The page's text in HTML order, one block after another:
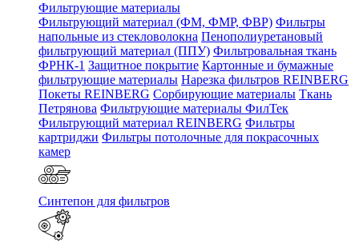
Фильтрующие материалы
Фильтрующий материал (ФМ, ФМР, ФВР) Фильтры
напольные из стекловолокна Пенополиуретановый
фильтрующий материал (ППУ) Фильтровальная ткань
ФРНК-1 Защитное покрытие Картонные и бумажные
фильтрующие материалы Нарезка фильтров REINBERG
Покеты REINBERG Сорбирующие материалы Ткань
Петрянова Фильтрующие материалы ФилТек
Фильтрующий материал REINBERG Фильтры
картриджи Фильтры потолочные для покрасочных
камер
Синтепон для фильтров